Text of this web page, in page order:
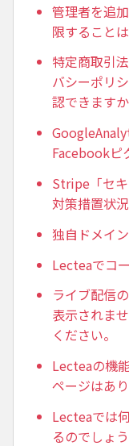
管理者を追
限すること
特定商取引
バシーポリ
認できます
Facebookピ
Stripe「セ
対策措置状
独自ドメイ
Lecteaでコ
ライブ配信
表示されま
ください。
Lecteaの機
ページはあ
Lecteaでは
るのでしょ